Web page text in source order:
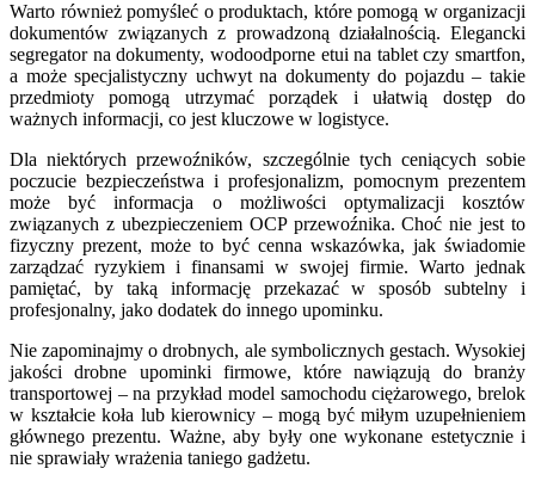
Warto również pomyśleć o produktach, które pomogą w organizacji
dokumentów związanych z prowadzoną działalnością. Elegancki
segregator na dokumenty, wodoodporne etui na tablet czy smartfon,
a może specjalistyczny uchwyt na dokumenty do pojazdu – takie
przedmioty pomogą utrzymać porządek i ułatwią dostęp do
ważnych informacji, co jest kluczowe w logistyce.
Dla niektórych przewoźników, szczególnie tych ceniących sobie
poczucie bezpieczeństwa i profesjonalizm, pomocnym prezentem
może być informacja o możliwości optymalizacji kosztów
związanych z ubezpieczeniem OCP przewoźnika. Choć nie jest to
fizyczny prezent, może to być cenna wskazówka, jak świadomie
zarządzać ryzykiem i finansami w swojej firmie. Warto jednak
pamiętać, by taką informację przekazać w sposób subtelny i
profesjonalny, jako dodatek do innego upominku.
Nie zapominajmy o drobnych, ale symbolicznych gestach. Wysokiej
jakości drobne upominki firmowe, które nawiązują do branży
transportowej – na przykład model samochodu ciężarowego, brelok
w kształcie koła lub kierownicy – mogą być miłym uzupełnieniem
głównego prezentu. Ważne, aby były one wykonane estetycznie i
nie sprawiały wrażenia taniego gadżetu.